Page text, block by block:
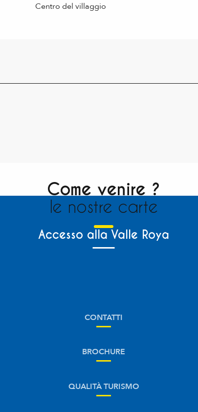
Centro del villaggio
Come venire ?
le nostre carte
Accesso alla Valle Roya
CONTATTI
BROCHURE
QUALITÀ TURISMO